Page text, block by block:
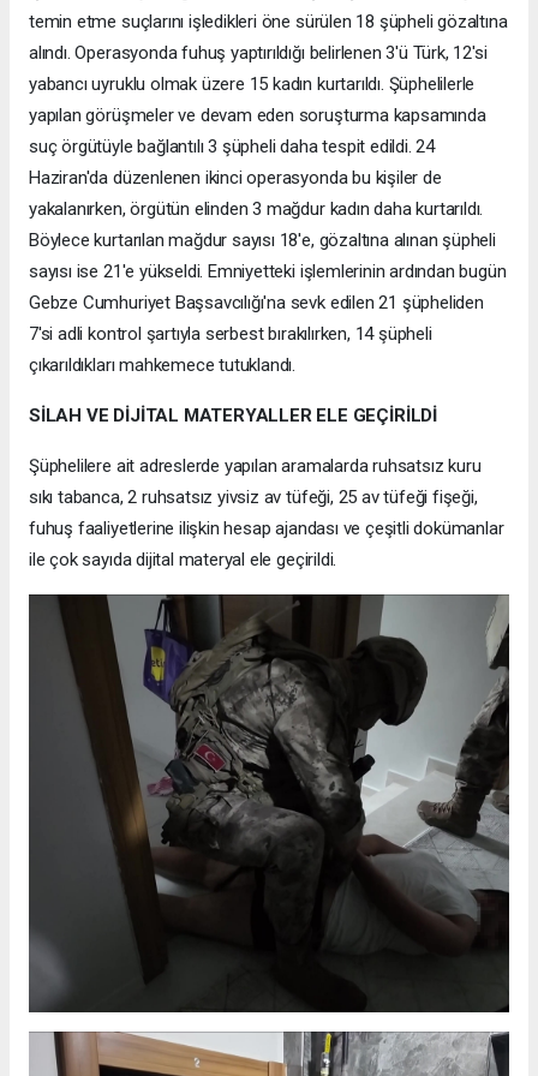
temin etme suçlarını işledikleri öne sürülen 18 şüpheli gözaltına
alındı. Operasyonda fuhuş yaptırıldığı belirlenen 3'ü Türk, 12'si
yabancı uyruklu olmak üzere 15 kadın kurtarıldı. Şüphelilerle
yapılan görüşmeler ve devam eden soruşturma kapsamında
suç örgütüyle bağlantılı 3 şüpheli daha tespit edildi. 24
Haziran'da düzenlenen ikinci operasyonda bu kişiler de
yakalanırken, örgütün elinden 3 mağdur kadın daha kurtarıldı.
Böylece kurtarılan mağdur sayısı 18'e, gözaltına alınan şüpheli
sayısı ise 21'e yükseldi. Emniyetteki işlemlerinin ardından bugün
Gebze Cumhuriyet Başsavcılığı'na sevk edilen 21 şüpheliden
7'si adli kontrol şartıyla serbest bırakılırken, 14 şüpheli
çıkarıldıkları mahkemece tutuklandı.
SİLAH VE DİJİTAL MATERYALLER ELE GEÇİRİLDİ
Şüphelilere ait adreslerde yapılan aramalarda ruhsatsız kuru
sıkı tabanca, 2 ruhsatsız yivsiz av tüfeği, 25 av tüfeği fişeği,
fuhuş faaliyetlerine ilişkin hesap ajandası ve çeşitli dokümanlar
ile çok sayıda dijital materyal ele geçirildi.